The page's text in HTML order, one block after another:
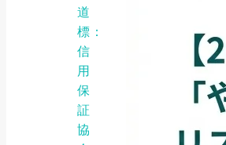
道
標：
信
用
保
証
協